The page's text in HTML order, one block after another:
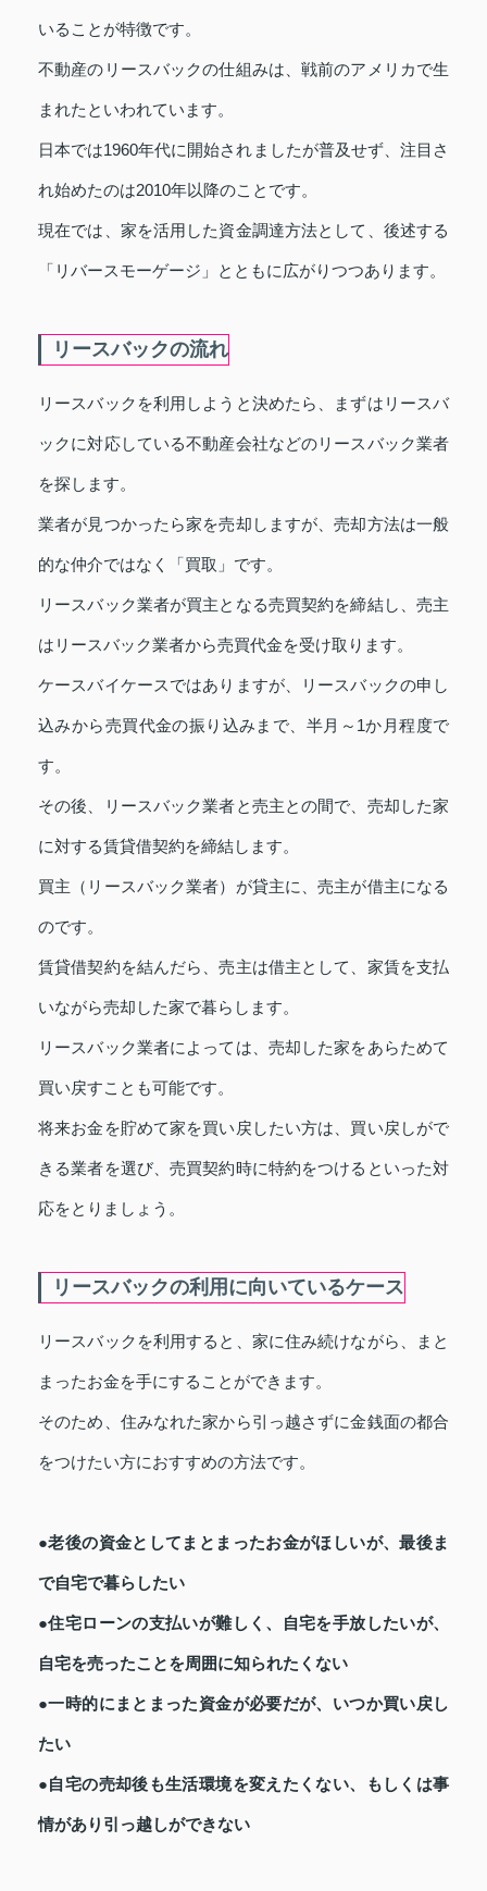
いることが特徴です。
不動産のリースバックの仕組みは、戦前のアメリカで生
まれたといわれています。
日本では1960年代に開始されましたが普及せず、注目さ
れ始めたのは2010年以降のことです。
現在では、家を活用した資金調達方法として、後述する
「リバースモーゲージ」とともに広がりつつあります。
リースバックの流れ
リースバックを利用しようと決めたら、まずはリースバ
ックに対応している不動産会社などのリースバック業者
を探します。
業者が見つかったら家を売却しますが、売却方法は一般
的な仲介ではなく「買取」です。
リースバック業者が買主となる売買契約を締結し、売主
はリースバック業者から売買代金を受け取ります。
ケースバイケースではありますが、リースバックの申し
込みから売買代金の振り込みまで、半月～1か月程度で
す。
その後、リースバック業者と売主との間で、売却した家
に対する賃貸借契約を締結します。
買主（リースバック業者）が貸主に、売主が借主になる
のです。
賃貸借契約を結んだら、売主は借主として、家賃を支払
いながら売却した家で暮らします。
リースバック業者によっては、売却した家をあらためて
買い戻すことも可能です。
将来お金を貯めて家を買い戻したい方は、買い戻しがで
きる業者を選び、売買契約時に特約をつけるといった対
応をとりましょう。
リースバックの利用に向いているケース
リースバックを利用すると、家に住み続けながら、まと
まったお金を手にすることができます。
そのため、住みなれた家から引っ越さずに金銭面の都合
をつけたい方におすすめの方法です。
●老後の資金としてまとまったお金がほしいが、最後ま
で自宅で暮らしたい
●住宅ローンの支払いが難しく、自宅を手放したいが、
自宅を売ったことを周囲に知られたくない
●一時的にまとまった資金が必要だが、いつか買い戻し
たい
●自宅の売却後も生活環境を変えたくない、もしくは事
情があり引っ越しができない